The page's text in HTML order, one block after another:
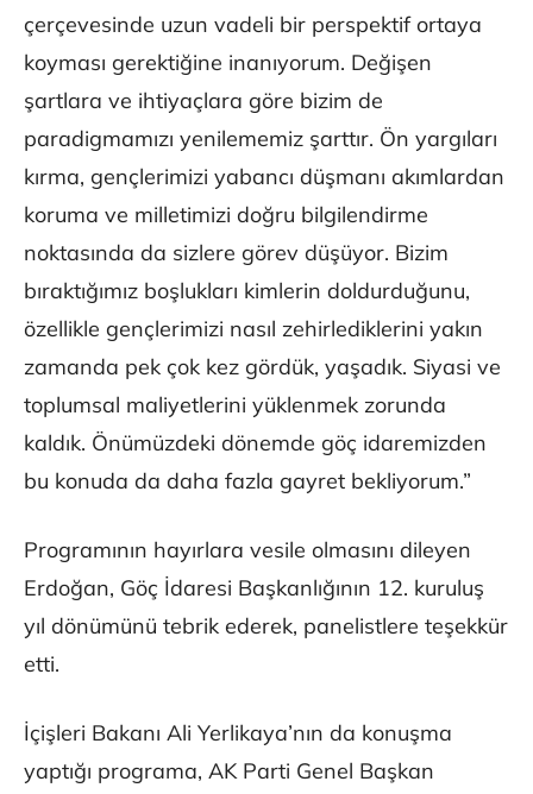
çerçevesinde uzun vadeli bir perspektif ortaya
koyması gerektiğine inanıyorum. Değişen
şartlara ve ihtiyaçlara göre bizim de
paradigmamızı yenilememiz şarttır. Ön yargıları
kırma, gençlerimizi yabancı düşmanı akımlardan
koruma ve milletimizi doğru bilgilendirme
noktasında da sizlere görev düşüyor. Bizim
bıraktığımız boşlukları kimlerin doldurduğunu,
özellikle gençlerimizi nasıl zehirlediklerini yakın
zamanda pek çok kez gördük, yaşadık. Siyasi ve
toplumsal maliyetlerini yüklenmek zorunda
kaldık. Önümüzdeki dönemde göç idaremizden
bu konuda da daha fazla gayret bekliyorum.”
Programının hayırlara vesile olmasını dileyen
Erdoğan, Göç İdaresi Başkanlığının 12. kuruluş
yıl dönümünü tebrik ederek, panelistlere teşekkür
etti.
İçişleri Bakanı Ali Yerlikaya’nın da konuşma
yaptığı programa, AK Parti Genel Başkan